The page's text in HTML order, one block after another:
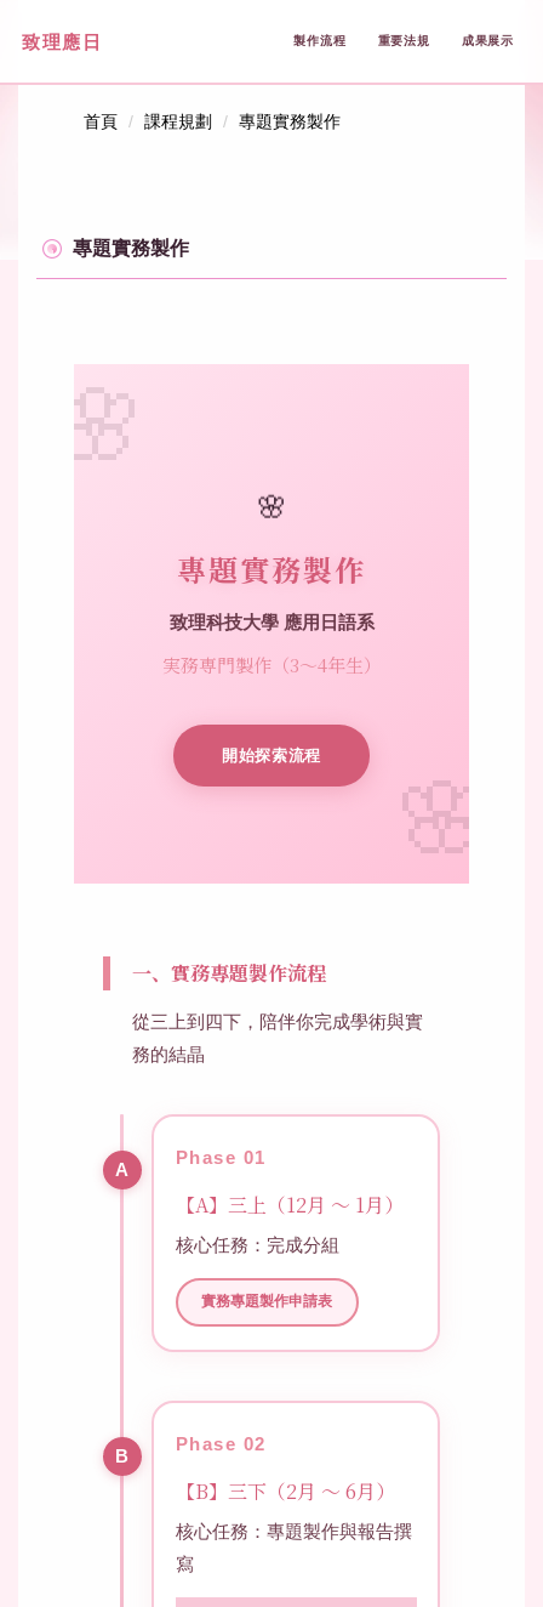
到
主
首頁 課程規劃 專題實務製作
專題實務製作
致理應日 製作流程 重要法規 成果展示
🌸
專題實務製作
致理科技大學 應用日語系
実務専門製作（3〜4年生）
開始探索流程
一、實務專題製作流程
從三上到四下，陪伴你完成學術與實
務的結晶
Phase 01
【A】三上（12月 ～ 1月）
核心任務：完成分組
實務專題製作申請表
Phase 02
【B】三下（2月 ～ 6月）
核心任務：專題製作與報告撰
寫